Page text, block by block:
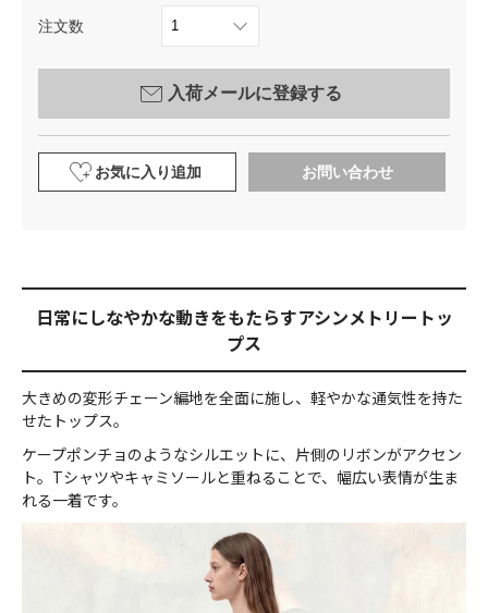
注文数
入荷メールに登録する
お気に入り追加 お問い合わせ
日常にしなやかな動きをもたらすアシンメトリートッ
プス
大きめの変形チェーン編地を全面に施し、軽やかな通気性を持た
せたトップス。
ケープポンチョのようなシルエットに、片側のリボンがアクセン
ト。Tシャツやキャミソールと重ねることで、幅広い表情が生ま
れる一着です。